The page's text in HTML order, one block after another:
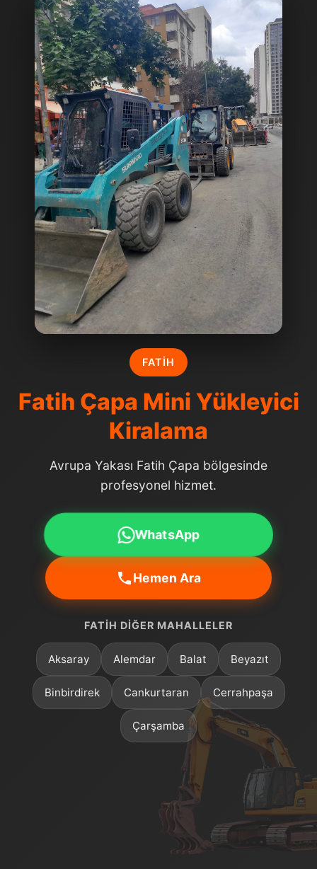
FATIH
Fatih Çapa Mini Yükleyici
Kiralama
Avrupa Yakası Fatih Çapa bölgesinde
profesyonel hizmet.
WhatsApp
Hemen Ara
FATIH DIĞER MAHALLELER
Aksaray Alemdar Balat Beyazıt
Binbirdirek Cankurtaran Cerrahpaşa
Çarşamba